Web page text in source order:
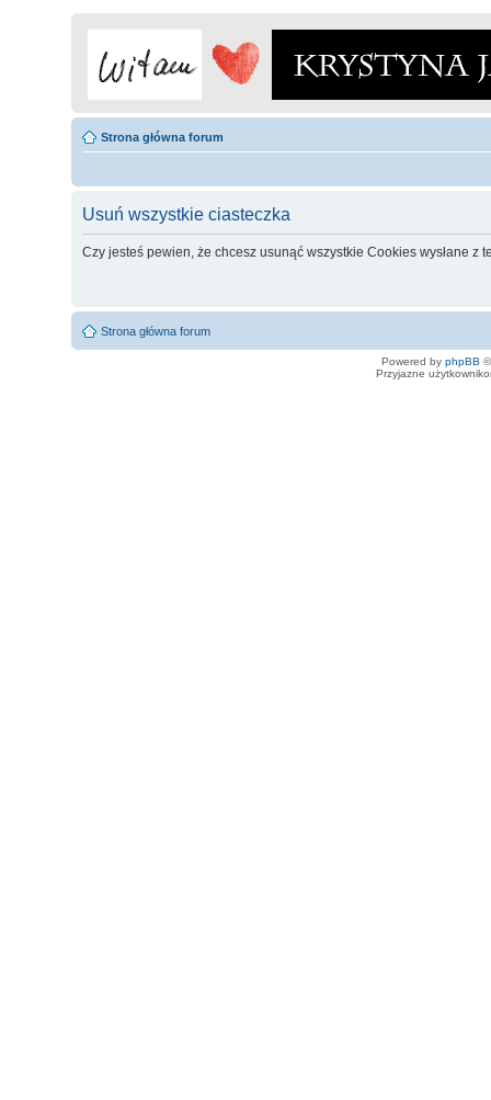
Strona główna forum
Usuń wszystkie ciasteczka
Czy jesteś pewien, że chcesz usunąć wszystkie Cookies wysłane z
Strona główna forum
Powered by phpBB
Przyjazne